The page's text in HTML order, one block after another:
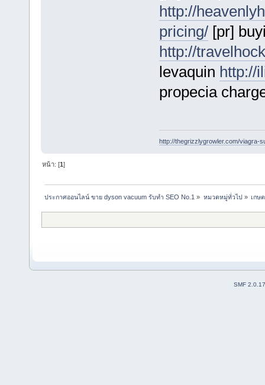
http://
pricing/[pr]
http://
levaquin http://
propecia
http://thegrizzlygrowler.com/viagra-
หน้า: [1]
ประกาศออนไลน์ ขาย dyson vacuum รับทำ SEO No.1 » หมวดหมู่ทั่วไป» เกษ
SMF 2.0.17